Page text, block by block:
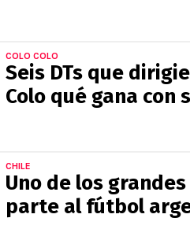
COLO COLO
Seis DTs que
Colo qué gana con
CHILE
Uno de los
parte al fútbol